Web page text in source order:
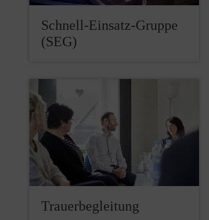
Schnell-Einsatz-Gruppe
(SEG)
Trauerbegleitung